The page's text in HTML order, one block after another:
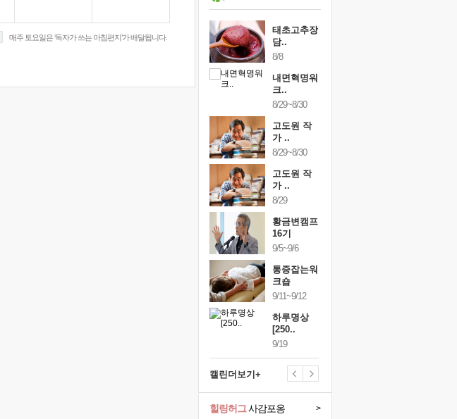
매주 토요일은 ‘독자가 쓰는 아침편지’가 배달됩니다.
'모른다'는 것
여행
스..
태초고추장
담..
8/8
내면혁명워
크..
8/29~8/30
고도원 작
가 ..
8/29~8/30
고도원 작
가 ..
8/29
황금변캠프
16기
9/5~9/6
통증잡는워
크숍
9/11~9/12
하루명상
[250..
9/19
캘린더보기+
힐링허그사감포옹 >